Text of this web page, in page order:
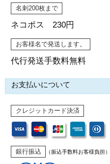
名刺200枚まで
ネコポス 230円
お客様名で発送します。
代行発送手数料無料
お支払いについて
クレジットカード決済
銀行振込 （振込手数料お客様負担）